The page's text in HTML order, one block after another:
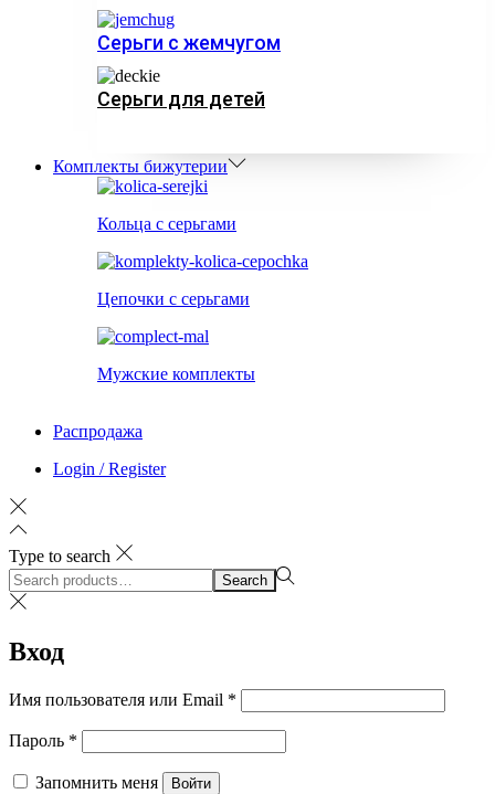
Серьги с жемчугом
Серьги для детей
Комплекты бижутерии
Кольца с серьгами
Цепочки с серьгами
Мужские комплекты
Распродажа
Login / Register
Type to search
Search
for:>
Search
Вход
Имя пользователя или Email *
Пароль *
Запомнить меня Войти